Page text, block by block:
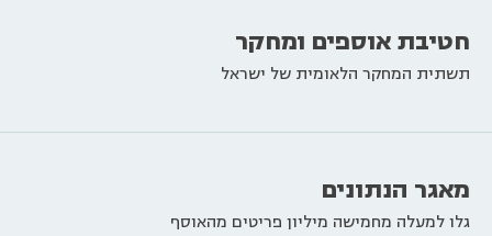
חטיבת אוספים ומחקר
תשתית המחקר הלאומית של ישראל
מאגר הנתונים
גלו למעלה מחמישה מיליון פריטים מהאוסף